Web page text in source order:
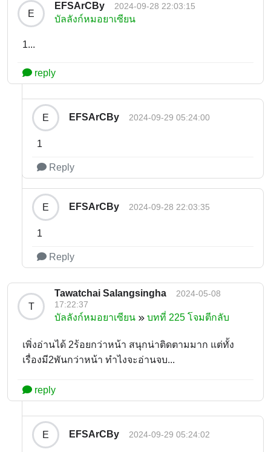
E
EFSArCBy 2024-09-28 22:03:15
บัลลังก์หมอยาเซียน
1...
reply
E EFSArCBy 2024-09-29 05:24:00
1
Reply
E EFSArCBy 2024-09-28 22:03:35
1
Reply
T
Tawatchai Salangsingha
2024-05-08
17:22:37
บัลลังก์หมอยาเซียน บทที่ 225 โจมตีกลับ
เพิ่งอ่านได้ 2ร้อยกว่าหน้า สนุกน่าติดตามมาก แต่ทั้ง
เรื่องมี2พันกว่าหน้า ทำไงจะอ่านจบ...
reply
E EFSArCBy 2024-09-29 05:24:02